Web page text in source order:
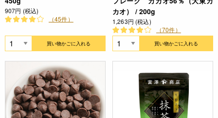
907円 (税込)
（45件）
買い物かごに入れる
カオ） / 200g
1,263円 (税込)
（70件）
買い物かごに入れる